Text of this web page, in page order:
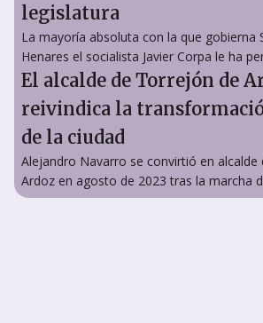
legislatura
La mayoría absoluta con la que gobierna
Henares el socialista Javier Corpa le ha
El alcalde de Torrejón de
reivindica la
de la ciudad
Alejandro Navarro se convirtió en alcalde
Ardoz en agosto de 2023 tras la marcha